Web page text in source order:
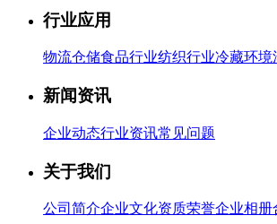
行业应用
物流仓储食品行业纺织行业冷藏环境
新闻资讯
企业动态行业资讯常见问题
关于我们
公司简介企业文化资质荣誉企业相册